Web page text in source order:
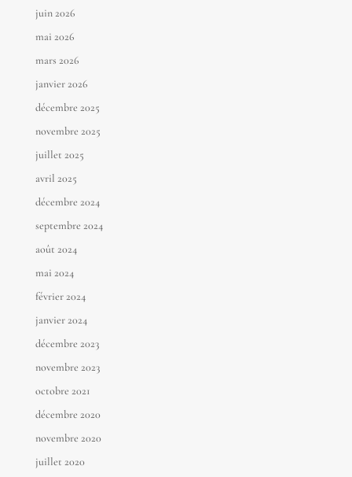
juin 2026
mai 2026
mars 2026
janvier 2026
décembre 2025
novembre 2025
juillet 2025
avril 2025
décembre 2024
septembre 2024
août 2024
mai 2024
février 2024
janvier 2024
décembre 2023
novembre 2023
octobre 2021
décembre 2020
novembre 2020
juillet 2020